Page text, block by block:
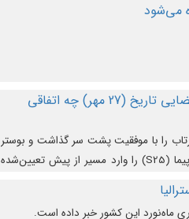
می‌شود
در دومین پرتاب آزمایشی بزرگترین موشک فضایی تاریخ (27 مهر‌) چه اتفاقی
را با موفقیت پشت سر گذاشت و بوستر
(بخش پایینی) آن (B9) توانست بخش بالایی فضاپیما (S25) را وارد مسیر از پیش تعیین‌شده
ماه‌نورد این کشور خبر داده است.